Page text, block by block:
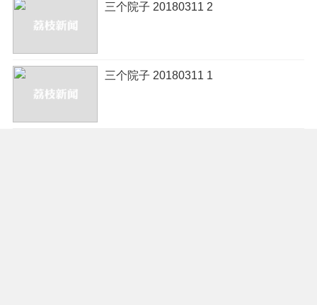
三个院子 20180311 2
三个院子 20180311 1